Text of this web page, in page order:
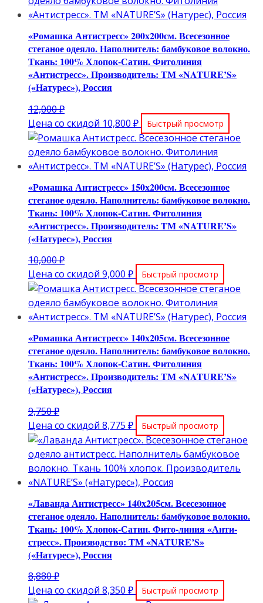
«Ромашка Антистресс» 200х200см. Всесезонное
стеганое одеяло. Наполнитель: бамбуковое волокно.
Ткань: 100% Хлопок-Сатин. Фитолиния
«Антистресс». Производитель: ТМ «NATURE’S»
(«Натурес»), Россия
12,000₽Первоначальная
цена
составляла
12,000 ₽.
Цена со скидой 10,800 ₽Текущая
цена:
10,800 ₽.
Быстрый просмотр
«Ромашка Антистресс» 150х200см. Всесезонное
стеганое одеяло. Наполнитель: бамбуковое волокно.
Ткань: 100% Хлопок-Сатин. Фитолиния
«Антистресс». Производитель: ТМ «NATURE’S»
(«Натурес»), Россия
10,000₽Первоначальная
цена
составляла
10,000 ₽.
Цена со скидой 9,000 ₽Текущая
цена:
9,000 ₽.
Быстрый просмотр
«Ромашка Антистресс» 140х205см. Всесезонное
стеганое одеяло. Наполнитель: бамбуковое волокно.
Ткань: 100% Хлопок-Сатин. Фитолиния
«Антистресс». Производитель: ТМ «NATURE’S»
(«Натурес»), Россия
9,750₽Первоначальная
цена
составляла
9,750 ₽.
Цена со скидой 8,775 ₽Текущая
цена:
8,775 ₽.
Быстрый просмотр
«Лаванда Антистресс» 140х205см. Всесезонное
стеганое одеяло. Наполнитель: бамбуковое волокно.
Ткань: 100% Хлопок-Сатин. Фито-линия «Анти-
стресс». Производство: ТМ «NATURE’S»
(«Натурес»), Россия
8,880₽Первоначальная
цена
Цена со скидой 8,350 ₽Текущая
Быстрый просмотр